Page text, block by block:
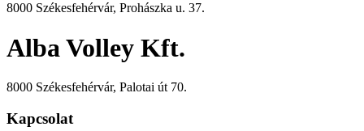
8000 Székesfehérvár, Prohászka u. 37.
Alba Volley Kft.
8000 Székesfehérvár, Palotai út 70.
Kapcsolat